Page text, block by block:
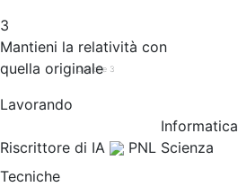
3
Mantieni la relatività con
quella originale
Lavorando
Riscrittore di IA PNL
Informatica
Scienza
Tecniche
Opzione 3